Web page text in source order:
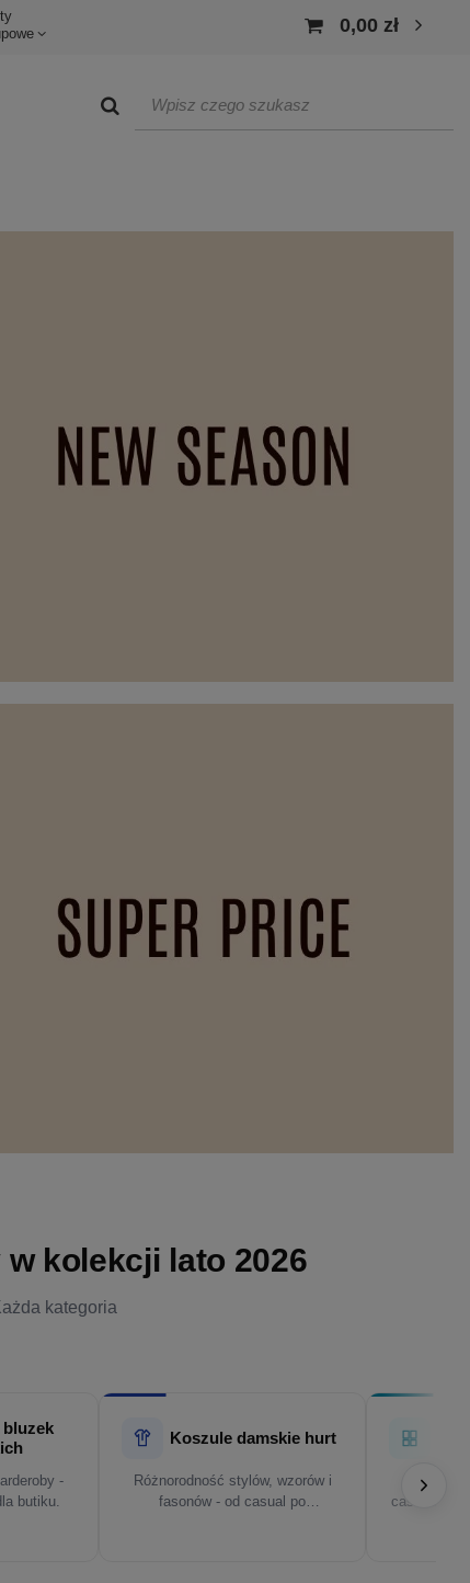
0,00 zł
kolekcji lato 2026
kategoria
bluzek
-
butiku.
Koszule damskie hurt
Różnorodność stylów, wzorów i
fasonów - od casual po
casualowe,